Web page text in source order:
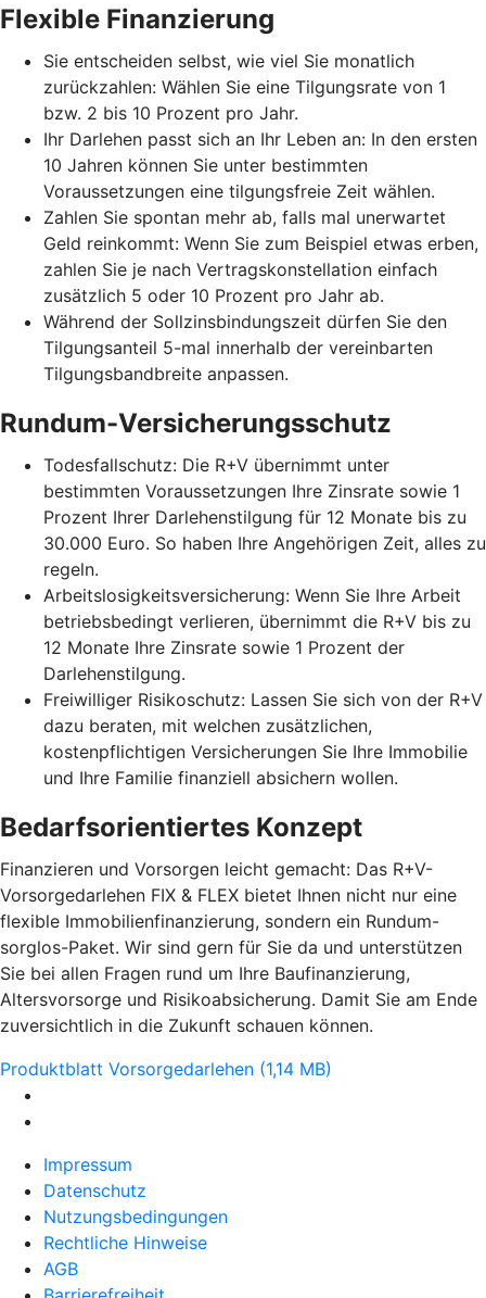
Flexible Finanzierung
Sie entscheiden selbst, wie viel Sie monatlich
zurückzahlen: Wählen Sie eine Tilgungsrate von 1
bzw. 2 bis 10 Prozent pro Jahr.
Ihr Darlehen passt sich an Ihr Leben an: In den ersten
10 Jahren können Sie unter bestimmten
Voraussetzungen eine tilgungsfreie Zeit wählen.
Zahlen Sie spontan mehr ab, falls mal unerwartet
Geld reinkommt: Wenn Sie zum Beispiel etwas erben,
zahlen Sie je nach Vertragskonstellation einfach
zusätzlich 5 oder 10 Prozent pro Jahr ab.
Während der Sollzinsbindungszeit dürfen Sie den
Tilgungsanteil 5-mal innerhalb der vereinbarten
Tilgungsbandbreite anpassen.
Rundum-Versicherungsschutz
Todesfallschutz: Die R+V übernimmt unter
bestimmten Voraussetzungen Ihre Zinsrate sowie 1
Prozent Ihrer Darlehenstilgung für 12 Monate bis zu
30.000 Euro. So haben Ihre Angehörigen Zeit, alles zu
regeln.
Arbeitslosigkeitsversicherung: Wenn Sie Ihre Arbeit
betriebsbedingt verlieren, übernimmt die R+V bis zu
12 Monate Ihre Zinsrate sowie 1 Prozent der
Darlehenstilgung.
Freiwilliger Risikoschutz: Lassen Sie sich von der R+V
dazu beraten, mit welchen zusätzlichen,
kostenpflichtigen Versicherungen Sie Ihre Immobilie
und Ihre Familie finanziell absichern wollen.
Bedarfsorientiertes Konzept
Finanzieren und Vorsorgen leicht gemacht: Das R+V-
Vorsorgedarlehen FIX & FLEX bietet Ihnen nicht nur eine
flexible Immobilienfinanzierung, sondern ein Rundum-
sorglos-Paket. Wir sind gern für Sie da und unterstützen
Sie bei allen Fragen rund um Ihre Baufinanzierung,
Altersvorsorge und Risikoabsicherung. Damit Sie am Ende
zuversichtlich in die Zukunft schauen können.
Produktblatt Vorsorgedarlehen (1,14 MB)
Impressum
Datenschutz
Nutzungsbedingungen
Rechtliche Hinweise
AGB